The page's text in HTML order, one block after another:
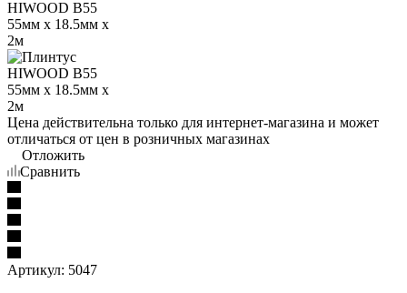
Цена действительна только для интернет-магазина и может
отличаться от цен в розничных магазинах
Отложить
Сравнить
Артикул: 5047